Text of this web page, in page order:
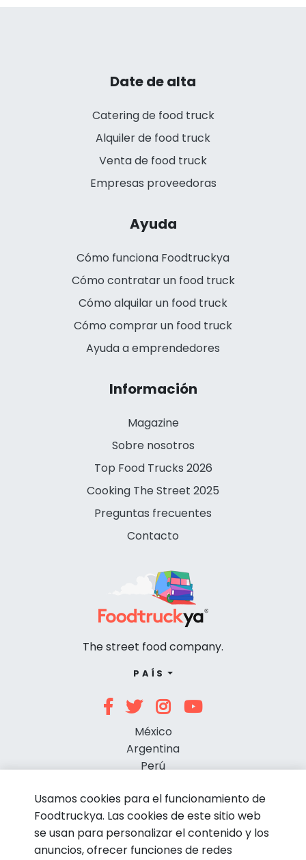
Date de alta
Catering de food truck
Alquiler de food truck
Venta de food truck
Empresas proveedoras
Ayuda
Cómo funciona Foodtruckya
Cómo contratar un food truck
Cómo alquilar un food truck
Cómo comprar un food truck
Ayuda a emprendedores
Información
Magazine
Sobre nosotros
Top Food Trucks 2026
Cooking The Street 2025
Preguntas frecuentes
Contacto
The street food company.
PAÍS
México
Argentina
Perú
Usamos cookies para el funcionamiento de
Foodtruckya. Las cookies de este sitio web
se usan para personalizar el contenido y los
anuncios, ofrecer funciones de redes